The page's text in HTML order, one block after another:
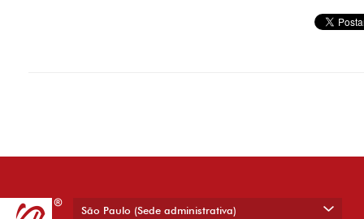
São Paulo (Sede administrativa)